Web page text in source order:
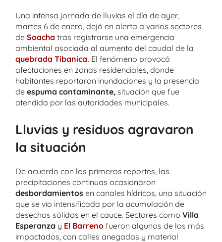
Una intensa jornada de lluvias el día de ayer,
martes 6 de enero, dejó en alerta a varios sectores
de Soacha tras registrarse una emergencia
ambiental asociada al aumento del caudal de la
quebrada Tibanica. El fenómeno provocó
afectaciones en zonas residenciales, donde
habitantes reportaron inundaciones y la presencia
de espuma contaminante, situación que fue
atendida por las autoridades municipales.
Lluvias y residuos agravaron
la situación
De acuerdo con los primeros reportes, las
precipitaciones continuas ocasionaron
desbordamientos en canales hídricos, una situación
que se vio intensificada por la acumulación de
desechos sólidos en el cauce. Sectores como Villa
Esperanza y El Barreno fueron algunos de los más
impactados, con calles anegadas y material